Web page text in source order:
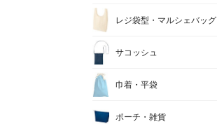
レジ袋型・マルシェバッグ
サコッシュ
巾着・平袋
ポーチ・雑貨